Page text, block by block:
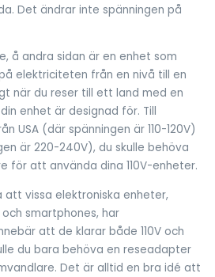
Det ändrar inte spänningen på
å andra sidan är en enhet som
elektriciteten från en nivå till en
när du reser till ett land med en
enhet är designad för. Till
USA (där spänningen är 110-120V)
är 220-240V), du skulle behöva
för att använda dina 110V-enheter.
vissa elektroniska enheter,
smartphones, har
att de klarar både 110V och
du bara behöva en reseadapter
Det är alltid en bra idé att